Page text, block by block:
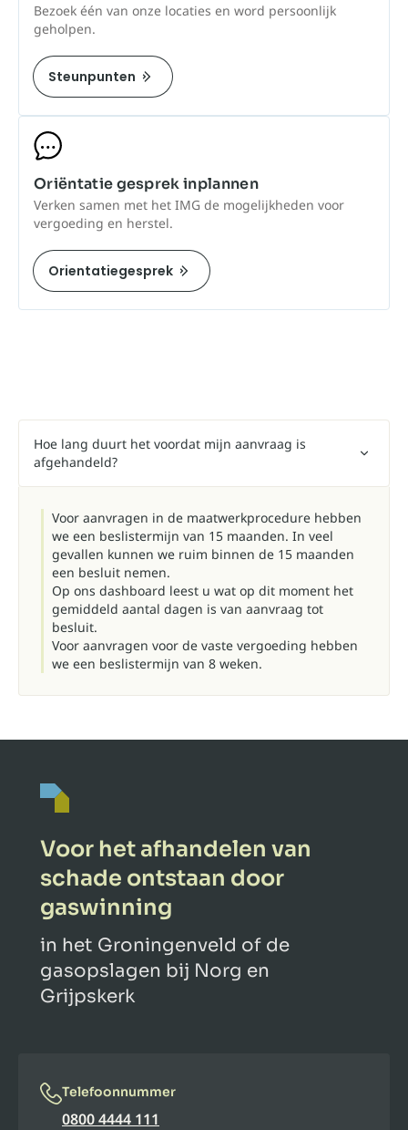
Bezoek één van onze locaties en word persoonlijk
geholpen.
Steunpunten
Oriëntatie gesprek inplannen
Verken samen met het IMG de mogelijkheden voor
vergoeding en herstel.
Orientatiegesprek
Hoe lang duurt het voordat mijn aanvraag is
afgehandeld?
Voor aanvragen in de maatwerkprocedure hebben
we een beslistermijn van 15 maanden. In veel
gevallen kunnen we ruim binnen de 15 maanden
een besluit nemen.
Op ons dashboard leest u wat op dit moment het
gemiddeld aantal dagen is van aanvraag tot
besluit.
Voor aanvragen voor de vaste vergoeding hebben
we een beslistermijn van 8 weken.
Voor het afhandelen van
schade ontstaan door
gaswinning
in het Groningenveld of de
gasopslagen bij Norg en
Grijpskerk
Telefoonnummer
0800 4444 111